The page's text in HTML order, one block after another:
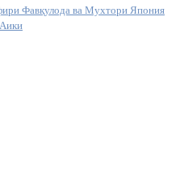
Фавқулода ва Мухтори Япония